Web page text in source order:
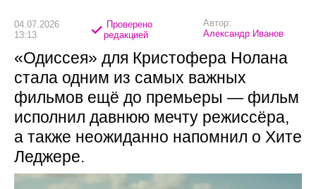
04.07.2026
13:13
Проверено
редакцией
Автор:
Александр Иванов
«Одиссея» для Кристофера Нолана
стала одним из самых важных
фильмов ещё до премьеры — фильм
исполнил давнюю мечту режиссёра,
а также неожиданно напомнил о Хите
Леджере.